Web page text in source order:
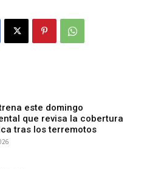
este domingo
que revisa la cobertura
tras los terremotos